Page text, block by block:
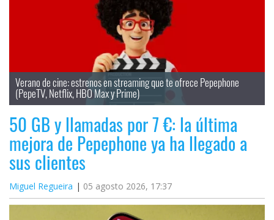
Verano de cine: estrenos en streaming que te ofrece Pepephone
(PepeTV, Netflix, HBO Max y Prime)
50 GB y llamadas por 7 €: la última
mejora de Pepephone ya ha llegado a
sus clientes
Miguel Regueira 05 agosto 2026, 17:37